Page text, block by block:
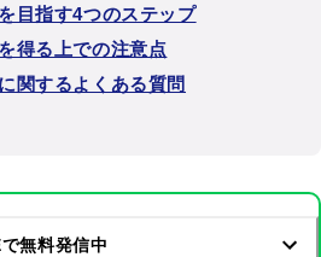
目指す4つのステップ
得る上での注意点
関するよくある質問
無料発信中